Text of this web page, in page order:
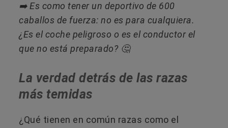
➡️ Es como tener un deportivo de 600
caballos de fuerza: no es para cualquiera.
¿Es el coche peligroso o es el conductor el
que no está preparado? 🤔
La verdad detrás de las razas
más temidas
¿Qué tienen en común razas como el